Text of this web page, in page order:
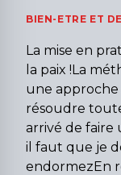
BIEN-ETRE ET
La mise en
la paix !La
une
résoudre
arrivé de faire
il faut que je
endormezEn